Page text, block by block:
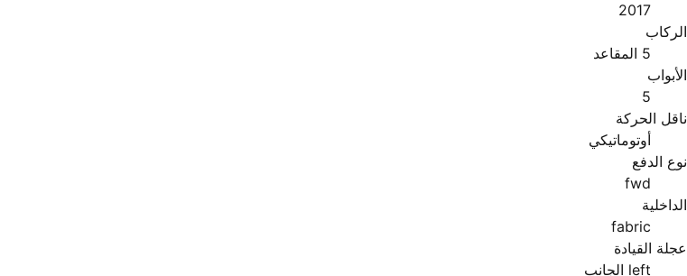
2017
الركاب
5 المقاعد
الأبواب
5
ناقل الحركة
أوتوماتيكي
نوع الدفع
fwd
الداخلية
fabric
عجلة القيادة
left الجانب